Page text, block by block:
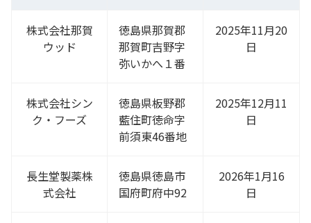
株式会社那賀
ウッド
徳島県那賀郡
那賀町吉野字
弥いかへ１番
2025年11月20
日
株式会社シン
ク・フーズ
徳島県板野郡
藍住町徳命字
前須東46番地
2025年12月11
日
長生堂製薬株
式会社
徳島県徳島市
国府町府中92
2026年1月16
日